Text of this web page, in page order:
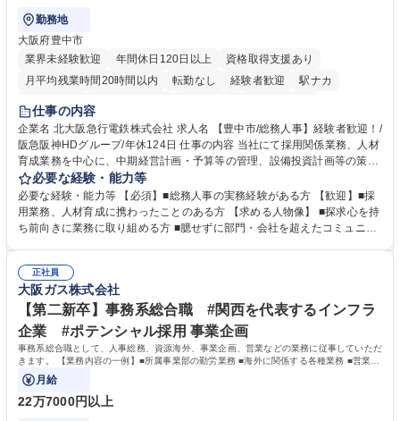
勤務地
大阪府豊中市
業界未経験歓迎
年間休日120日以上
資格取得支援あり
月平均残業時間20時間以内
転勤なし 経験者歓迎
駅ナカ
退職金あり
土日祝休み
服装自由 昼食補助あり 食事補助あり
仕事の内容
企業名 北大阪急行電鉄株式会社 求人名 【豊中市/総務人事】経験者歓迎！/
阪急阪神HDグループ/年休124日 仕事の内容 当社にて採用関係業務、人材
育成業務を中心に、中期経営計画・予算等の管理、設備投資計画等の策
定、さらに社内の重要会議の運営等、経営の根幹となる幅広い総務人事業
務全般を担当していただきます。 【主な業務内容】 ■採用関係業務および
人材育成(社員研修)業務の推進 ■中期経営計画および予算等の管理 ■設備
投資計画等の策定 ■社内の重要会議の運営 ■その他総務人事業務全般 【入
務人事】経験者歓迎！/阪急阪神HDグループ/年休124日
必要な経験・能力等
必要な経験・能力等 【必須】■総務人事の実務経験がある方 【歓迎】■採
用業務、人材育成に携わったことのある方 【求める人物像】 ■探求心を持
ち前向きに業務に取り組める方 ■臆せずに部門・会社を超えたコミュニケ
囲のメンバーと協調しつつ主体性を持って能動的に業務を推進できる方 学
歴・資格 学歴：大学院 大学 高専 短大 専修学校 高校 語学力： 資格：
正社員
大阪ガス株式会社
【第二新卒】事務系総合職 #関西を代表するインフラ
企業 #ポテンシャル採用 事業企画
事務系総合職として、人事総務、資源海外、事業企画、営業などの業務に従事していただ
きます。 【業務内容の一例】■所属事業部の勤労業務 ■海外に関係する各種業務 ■営業部
門の企画スタッフ、ルート営業
月給
22万7000円以上